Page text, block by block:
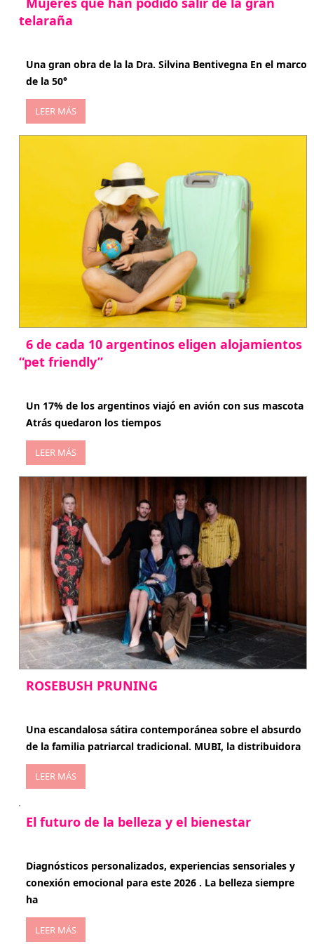
telaraña
Una gran obra de la la Dra. Silvina Bentivegna En el marco
de la 50°
LEER MÁS
6 de cada 10 argentinos eligen alojamientos
“pet friendly”
Un 17% de los argentinos viajó en avión con sus mascota
Atrás quedaron los tiempos
LEER MÁS
ROSEBUSH PRUNING
Una escandalosa sátira contemporánea sobre el absurdo
de la familia patriarcal tradicional. MUBI, la distribuidora
LEER MÁS
El futuro de la belleza y el bienestar
Diagnósticos personalizados, experiencias sensoriales y
conexión emocional para este 2026 . La belleza siempre
ha
LEER MÁS